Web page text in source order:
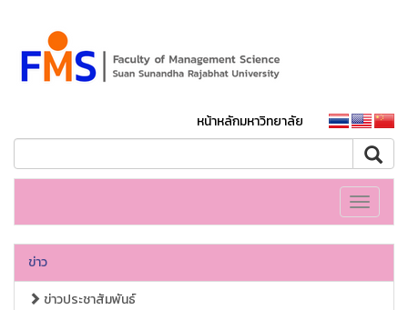
หน้าหลักมหาวิทยาลัย
Toggle
ข่าว
ข่าวประชาสัมพันธ์